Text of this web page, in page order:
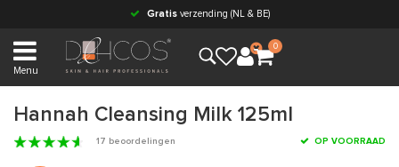
Gratisverzending (NL & BE)
Menu
0
Hannah Cleansing Milk 125ml
17 beoordelingen OP VOORRAAD